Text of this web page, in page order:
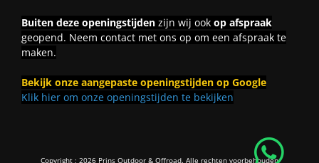
Buiten deze openingstijdenzijn wij ook op afspraak
geopend. Neem contact met ons op om een afspraak te
maken.
Bekijk onze aangepaste openingstijden op Google
Klik hier om onze openingstijden te bekijken
Copyright ; 2026 Prins Outdoor & Offroad. Alle rechten voorbehouden